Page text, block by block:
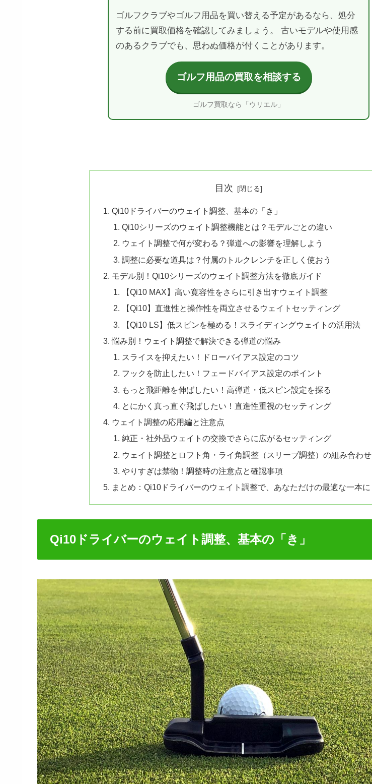
ゴルフクラブやゴルフ用品を買い替える予定があるなら、処分
する前に買取価格を確認してみましょう。 古いモデルや使用感
のあるクラブでも、思わぬ価格が付くことがあります。
ゴルフ用品の買取を相談する
ゴルフ買取なら「ウリエル」
目次
Qi10ドライバーのウェイト調整、基本の「き」
Qi10シリーズのウェイト調整機能とは？モデルごとの違い
ウェイト調整で何が変わる？弾道への影響を理解しよう
調整に必要な道具は？付属のトルクレンチを正しく使おう
モデル別！Qi10シリーズのウェイト調整方法を徹底ガイド
【Qi10 MAX】高い寛容性をさらに引き出すウェイト調整
【Qi10】直進性と操作性を両立させるウェイトセッティング
【Qi10 LS】低スピンを極める！スライディングウェイトの活用法
悩み別！ウェイト調整で解決できる弾道の悩み
スライスを抑えたい！ドローバイアス設定のコツ
フックを防止したい！フェードバイアス設定のポイント
もっと飛距離を伸ばしたい！高弾道・低スピン設定を探る
とにかく真っ直ぐ飛ばしたい！直進性重視のセッティング
ウェイト調整の応用編と注意点
純正・社外品ウェイトの交換でさらに広がるセッティング
ウェイト調整とロフト角・ライ角調整（スリーブ調整）の組み合わせ
やりすぎは禁物！調整時の注意点と確認事項
まとめ：Qi10ドライバーのウェイト調整で、あなただけの最適な一本に
Qi10ドライバーのウェイト調整、基本の「き」